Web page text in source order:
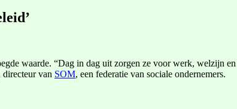
waarde. “Dag in dag uit zorgen ze voor werk, welzijn
van SOM, een federatie van sociale ondernemers.